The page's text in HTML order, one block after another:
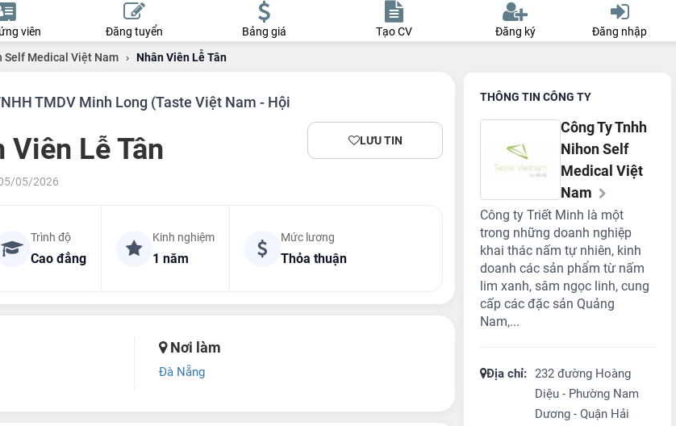
viên Đăng tuyển Bảng giá Tạo CV Đăng ký Đăng nhập
Self Medical Việt Nam › Nhân Viên Lễ Tân
TMDV Minh Long (Taste Việt Nam - Hội
Viên Lễ Tân
05/2026
LƯU TIN
Trình độ
Cao đẳng
Kinh nghiệm
1 năm
Mức lương
Thỏa thuận
Nơi làm
Đà Nẵng
THÔNG TIN CÔNG TY
Công Ty Tnhh
Nihon Self
Medical Việt
Nam
Công ty Triết Minh là một
trong những doanh nghiệp
khai thác nấm tự nhiên, kinh
doanh các sản phẩm từ nấm
lim xanh, sâm ngọc linh, cung
cấp các đặc sản Quảng
Nam,...
Địa chỉ: 232 đường Hoàng
Diệu - Phường Nam
Dương - Quận Hải